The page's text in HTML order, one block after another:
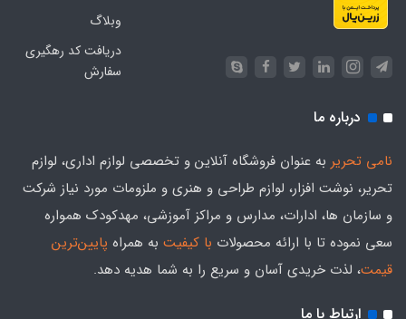
وبلاگ
دریافت کد رهگیری
سفارش
درباره ما
نامی تحریر به عنوان فروشگاه آنلاین و تخصصی لوازم اداری، لوازم
تحریر، نوشت افزار، لوازم طراحی و هنری و ملزومات مورد نیاز شرکت
و سازمان ها، ادارات، مدارس و مراکز آموزشی، مهدکودک همواره
سعی نموده تا با ارائه محصولات با کیفیت به همراه پایین‌ترین
قیمت، لذت خریدی آسان و سریع را به شما هدیه‌ دهد.
ارتباط با ما